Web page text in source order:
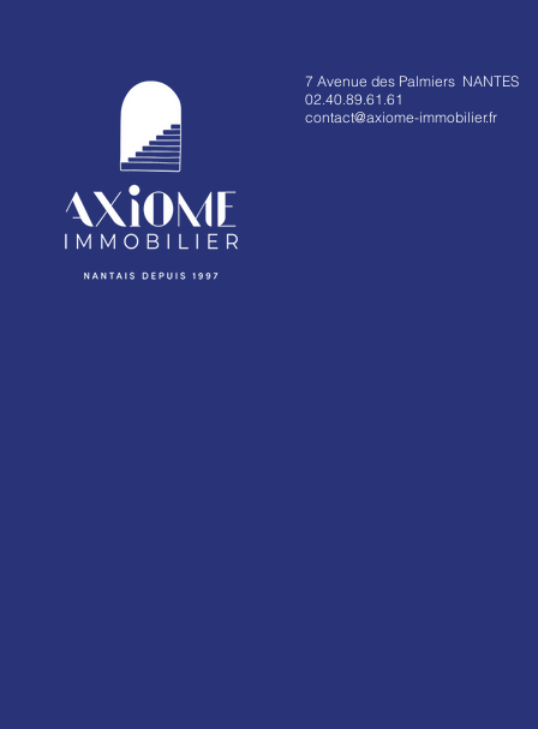
7 Avenue des Palmiers NANTES
02.40.89.61.61
contact@axiome-immobilier.fr